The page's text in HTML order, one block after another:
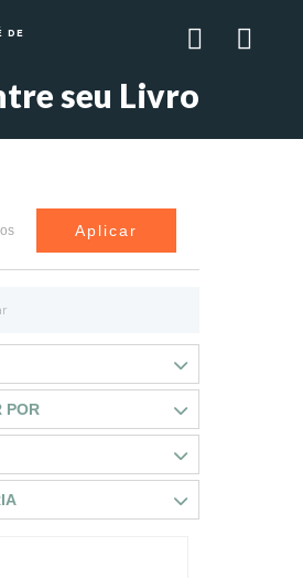
DE
seu Livro
Aplicar
POR